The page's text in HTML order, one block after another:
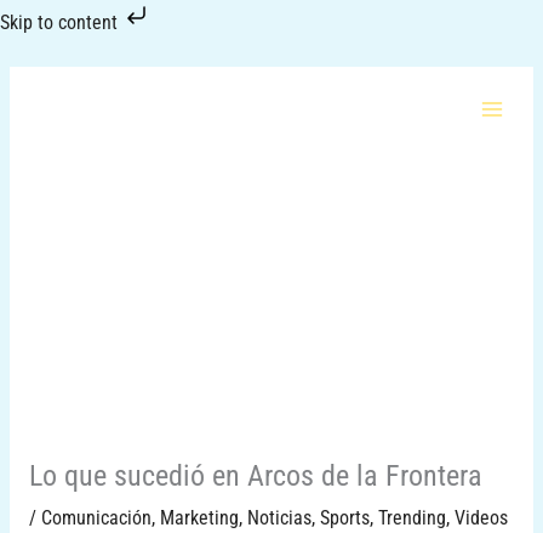
Skip to content
Skip
Lo que sucedió en Arcos de la Frontera
/ Comunicación, Marketing, Noticias, Sports, Trending, Videos